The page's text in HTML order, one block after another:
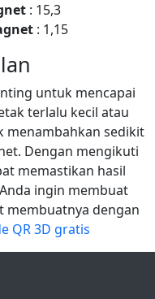
: 15,3
: 1,15
untuk mencapai
terlalu kecil atau
menambahkan sedikit
Dengan mengikuti
memastikan hasil
ingin membuat
membuatnya dengan
QR 3D gratis